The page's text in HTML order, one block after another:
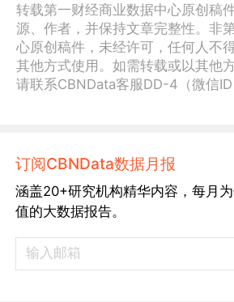
转载第一财经商业数据中心原创稿
源、作者，并保持文章完整性。非
心原创稿件，未经许可，任何人不
其他方式使用。如需转载或以其他
请联系CBNData客服DD-4（微信ID
订阅CBNData数据月报
涵盖20+研究机构精华内容，每月
值的大数据报告。